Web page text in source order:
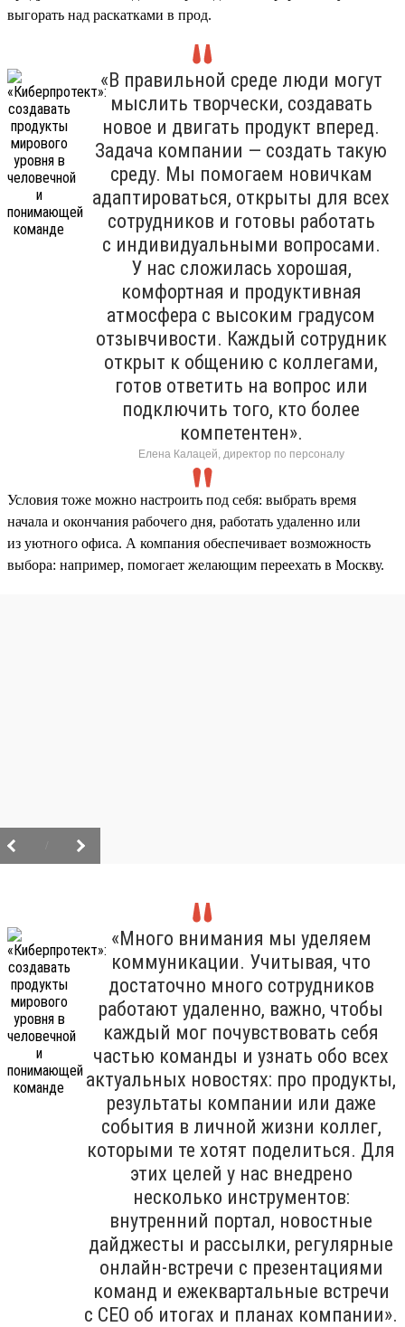
выгорать над раскатками в прод.
«В правильной среде люди могут
мыслить творчески, создавать
новое и двигать продукт вперед.
Задача компании — создать такую
среду. Мы помогаем новичкам
адаптироваться, открыты для всех
сотрудников и готовы работать
с индивидуальными вопросами.
У нас сложилась хорошая,
комфортная и продуктивная
атмосфера с высоким градусом
отзывчивости. Каждый сотрудник
открыт к общению с коллегами,
готов ответить на вопрос или
подключить того, кто более
компетентен».
Елена Калацей, директор по персоналу
Условия тоже можно настроить под себя: выбрать время
начала и окончания рабочего дня, работать удаленно или
из уютного офиса. А компания обеспечивает возможность
выбора: например, помогает желающим переехать в Москву.
«Много внимания мы уделяем
коммуникации. Учитывая, что
достаточно много сотрудников
работают удаленно, важно, чтобы
каждый мог почувствовать себя
частью команды и узнать обо всех
актуальных новостях: про продукты,
результаты компании или даже
события в личной жизни коллег,
которыми те хотят поделиться. Для
этих целей у нас внедрено
несколько инструментов:
внутренний портал, новостные
дайджесты и рассылки, регулярные
онлайн-встречи с презентациями
команд и ежеквартальные встречи
с CEO об итогах и планах компании».